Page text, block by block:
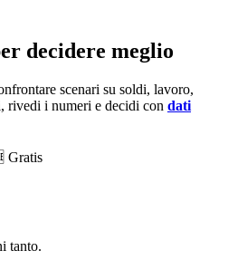
decidere meglio
scenari su soldi, lavoro,
rivedi i numeri e decidi con dati
Gratis
tanto.